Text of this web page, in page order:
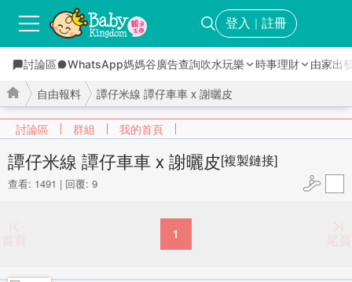
登入 ｜ 註冊
討論區 WhatsApp媽媽谷廣告查詢吹水玩樂 時事理財 由家出
討論區 群組 我的首頁
›
自由報料
›
譚仔米線 譚仔車車 x 謝曬皮
查看: 1491 | 回覆: 9
譚仔米線 譚仔車車 x 謝曬皮 [複製鏈接]
首頁 1 尾頁